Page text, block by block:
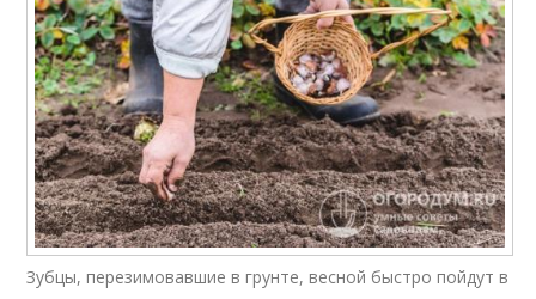
Зубцы, перезимовавшие в грунте, весной быстро пойдут в